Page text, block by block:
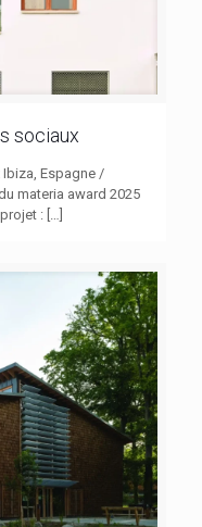
sociaux
Espagne /
materia award 2025
: […]